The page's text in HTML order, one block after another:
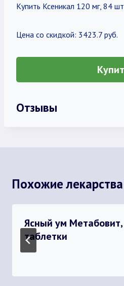
Купить Ксеникал 120 мг, 84
Цена со скидкой: 3423.7 руб.
Отзывы
Похожие лекарства
Ясный ум
таблетки